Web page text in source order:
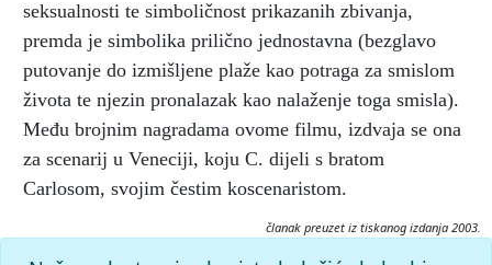
seksualnosti te simboličnost prikazanih zbivanja,
premda je simbolika prilično jednostavna (bezglavo
putovanje do izmišljene plaže kao potraga za smislom
života te njezin pronalazak kao nalaženje toga smisla).
Među brojnim nagradama ovome filmu, izdvaja se ona
za scenarij u Veneciji, koju C. dijeli s bratom
Carlosom, svojim čestim koscenaristom.
članak preuzet iz tiskanog izdanja 2003.